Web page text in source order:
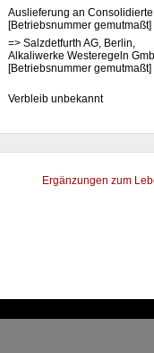
Auslieferung an
[Betriebsnummer gemutmaßt]
=> Salzdetfurth AG, Berlin,
Alkaliwerke Westeregeln
[Betriebsnummer gemutmaßt]
Verbleib unbekannt
Ergänzungen zum